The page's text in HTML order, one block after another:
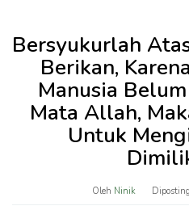
Bersyukurlah
Berikan,
Manusia
Mata Allah,
Untuk
Oleh Ninik